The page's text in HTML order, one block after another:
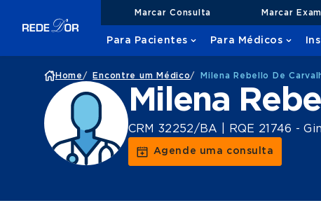
Marcar Consulta Marcar
Para Pacientes Para Médicos
Home / Encontre um Médico/ Milena Rebello De
Milena
CRM 32252/BA | RQE 21746 -
Agende uma consulta